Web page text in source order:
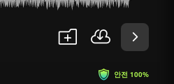
안전 100%